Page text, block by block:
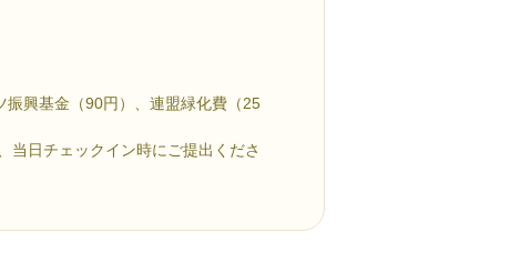
振興基金（90円）、連盟緑化費（25
当日チェックイン時にご提出くださ